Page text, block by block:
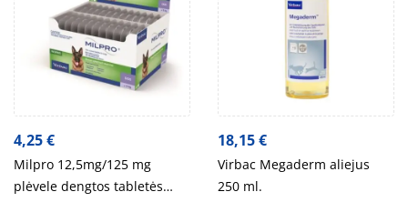
4,25€
Milpro 12,5mg/125 mg
plėvele dengtos tabletės
18,15€
Virbac Megaderm aliejus
250 ml.